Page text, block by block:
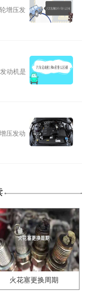
增压发
动机是
压发动
火花塞更换周期